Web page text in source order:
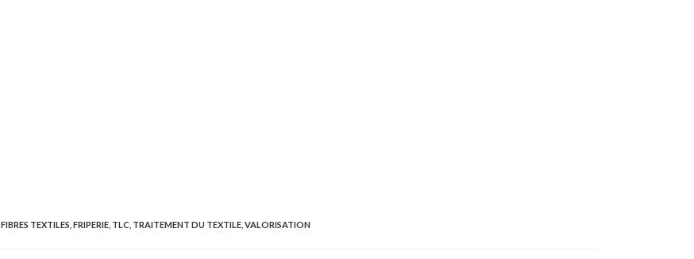
FIBRES TEXTILES FRIPERIE TLC TRAITEMENT DU TEXTILE VALORISATION